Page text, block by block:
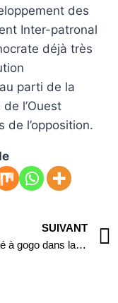
des
Inter-patronal
déjà très
parti de la
l’Ouest
de l’opposition.
SUIVANT
Électricité à gogo dans la région de l’Est, les premiers MégaWatt de Lom Pangar dans deux mois